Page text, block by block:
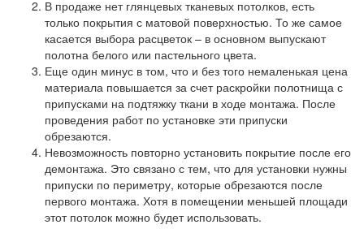
В продаже нет глянцевых тканевых потолков, есть
только покрытия с матовой поверхностью. То же самое
касается выбора расцветок – в основном выпускают
полотна белого или пастельного цвета.
Еще один минус в том, что и без того немаленькая цена
материала повышается за счет раскройки полотнища с
припусками на подтяжку ткани в ходе монтажа. После
проведения работ по установке эти припуски
обрезаются.
Невозможность повторно установить покрытие после его
демонтажа. Это связано с тем, что для установки нужны
припуски по периметру, которые обрезаются после
первого монтажа. Хотя в помещении меньшей площади
этот потолок можно будет использовать.